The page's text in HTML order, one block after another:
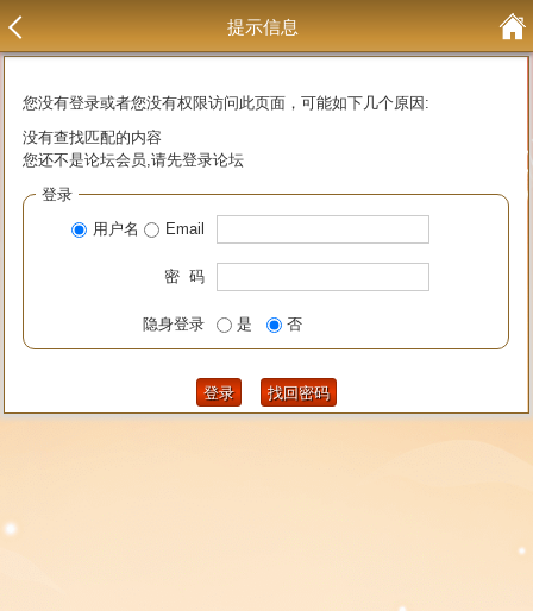
提示信息
您没有登录或者您没有权限访问此页面，可能如下几个原因:
没有查找匹配的内容
您还不是论坛会员,请先登录论坛
登录
用户名
Email
密 码
隐身登录 是 否